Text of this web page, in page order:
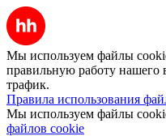
Мы используем файлы
правильную работу нашего
трафик.
Правила использования
Мы используем файлы
файлов cookie